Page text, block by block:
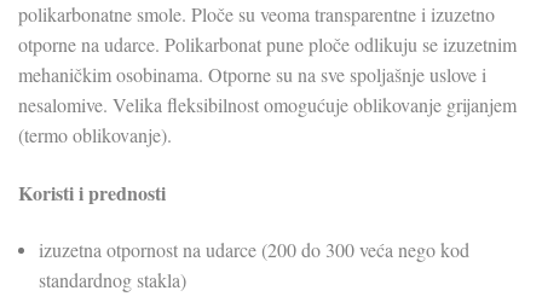
polikarbonatne smole. Ploče su veoma transparentne i izuzetno
otporne na udarce. Polikarbonat pune ploče odlikuju se izuzetnim
mehaničkim osobinama. Otporne su na sve spoljašnje uslove i
nesalomive. Velika fleksibilnost omogućuje oblikovanje grijanjem
(termo oblikovanje).
Koristi i prednosti
izuzetna otpornost na udarce (200 do 300 veća nego kod
standardnog stakla)